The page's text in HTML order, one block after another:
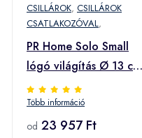
CSILLÁROK, CSILLÁROK
CSATLAKOZÓVAL,
PR Home Solo Small
lógó világítás Ø 13 cm
kék
Több információ
od 23 957 Ft